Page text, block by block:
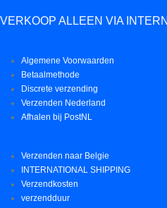
VERKOOP ALLEEN VIA
Algemene Voorwaarden
Betaalmethode
Discrete verzending
Verzenden Nederland
Afhalen bij PostNL
Verzenden naar Belgie
INTERNATIONAL SHIPPING
Verzendkosten
verzendduur